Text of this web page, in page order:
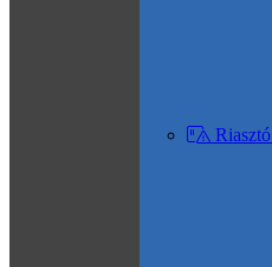
Riasztó